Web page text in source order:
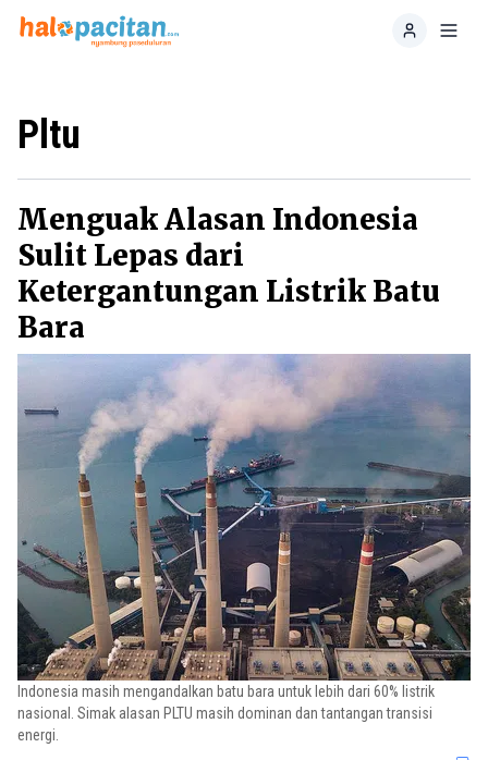
Home
Pltu
Menguak Alasan Indonesia
Sulit Lepas dari
Ketergantungan Listrik Batu
Bara
Indonesia masih mengandalkan batu bara untuk lebih dari 60% listrik
nasional. Simak alasan PLTU masih dominan dan tantangan transisi
energi.